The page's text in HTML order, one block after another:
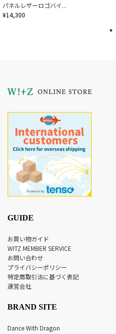
パネルレザーロゴバイ...
¥14,300
GUIDE
お買い物ガイド
WITZ MEMBER SERVICE
お問い合わせ
プライバシーポリシー
特定商取引法に基づく表記
運営会社
BRAND SITE
Dance With Dragon